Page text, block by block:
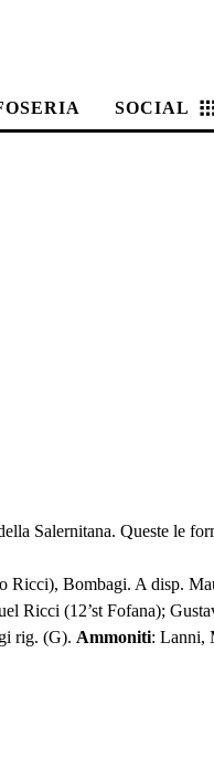
SOCIAL
Salernitana. Queste le
Ricci), Bombagi. A disp.
Ricci (12’st Fofana);
rig. (G). Ammoniti: Lanni,